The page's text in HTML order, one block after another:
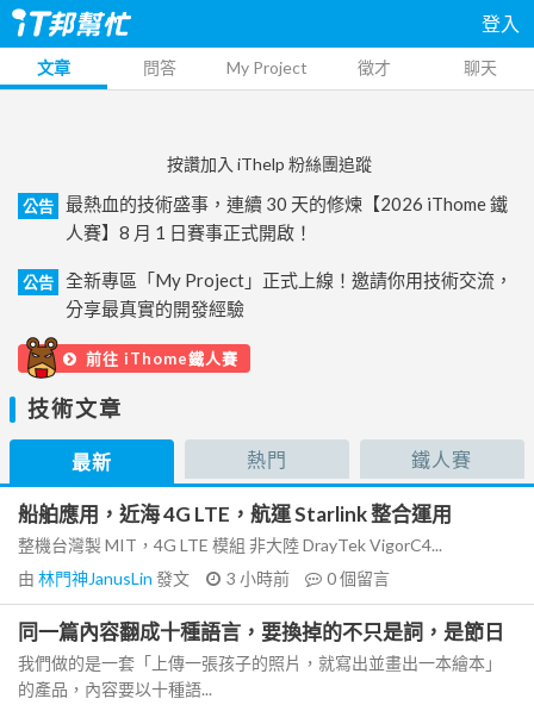
登入
文章 問答 My Project 徵才 聊天
按讚加入 iThelp 粉絲團追蹤
公告
最熱血的技術盛事，連續 30 天的修煉【2026 iThome 鐵
人賽】8 月 1 日賽事正式開啟！
公告
全新專區「My Project」正式上線！邀請你用技術交流，
分享最真實的開發經驗
前往 iThome鐵人賽
技術文章
最新 熱門 鐵人賽
船舶應用，近海 4G LTE，航運 Starlink 整合運用
整機台灣製 MIT，4G LTE 模組 非大陸 DrayTek VigorC4...
由 林門神JanusLin 發文 3 小時前 0個留言
同一篇內容翻成十種語言，要換掉的不只是詞，是節日
我們做的是一套「上傳一張孩子的照片，就寫出並畫出一本繪本」
的產品，內容要以十種語...